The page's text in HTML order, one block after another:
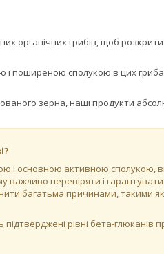
органічних грибів, щоб
поширеною сполукою в цих
зерна, наші продукти
основною активною сполукою,
важливо перевіряти і
багатьма причинами, такими
рівні бета-